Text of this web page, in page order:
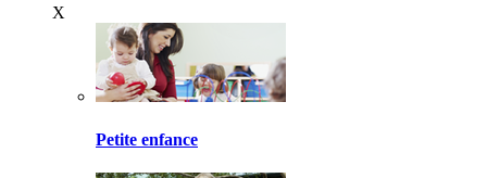
X
Petite enfance